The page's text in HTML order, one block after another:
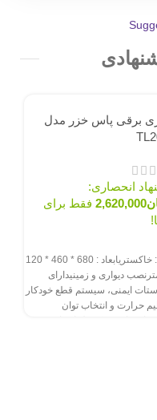
برقی پاس خزر مدل
انحصاری:
2,620,000 فقط برای
رنگ : خاکستریابعاد : 680 * 460 * 120
دیواری و زمینیدارای
ایمنی، سیستم قطع خودکار
حرارت و انتخاب توان